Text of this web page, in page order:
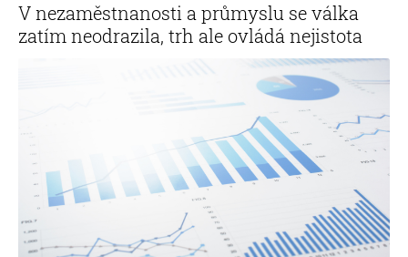
V nezaměstnanosti a průmyslu se válka
zatím neodrazila, trh ale ovládá nejistota